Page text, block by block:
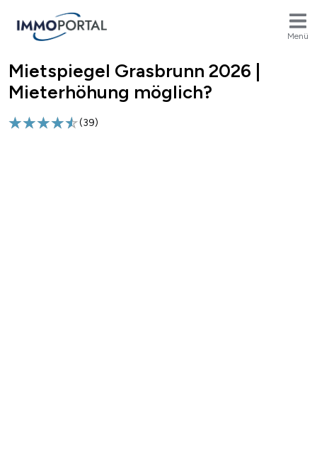
Menü
Breadcrumb
Mietspiegel Grasbrunn 2026 |
Mieterhöhung möglich?
(39)